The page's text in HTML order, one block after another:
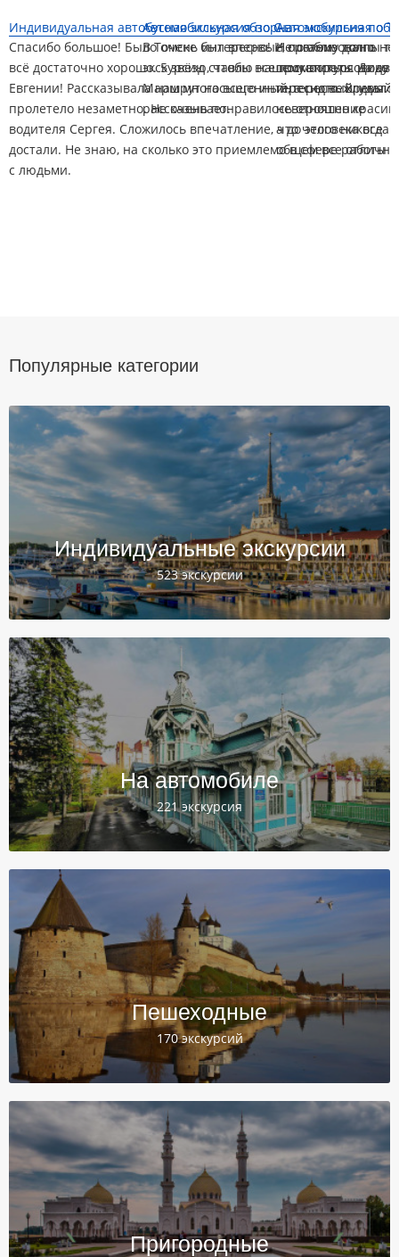
Индивидуальная автобусная экскурсия по С...
Спасибо большое! Было очень интересно! И организовано
всё достаточно хорошо. 5 звёзд ставлю нашему экскурсоводу
Евгении! Рассказывала нам много всего интересного. Время
пролетело незаметно. Не очень понравилось отношение
водителя Сергея. Сложилось впечатление, что человека все
достали. Не знаю, на сколько это приемлемо в сфере работы
с людьми.
Автомобильная обзорная экскурсия по
В Томске был впервые, поэтому долго не
экскурсию, чтобы все посмотреть. Дико
Маршрут насыщенный, а гид вежливый,
рассказывает.
Автомобильная
Не люблю толпы
прокатиться на
интересный,
невероятно
а до этого никогда
общем все
Популярные категории
Индивидуальные экскурсии
523 экскурсии
На автомобиле
221 экскурсия
Пешеходные
170 экскурсий
Пригородные